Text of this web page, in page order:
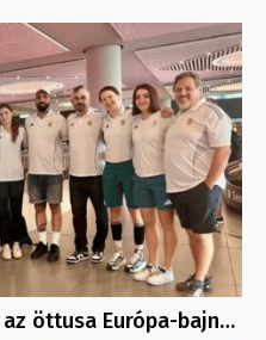
öttusa Európa-bajn…